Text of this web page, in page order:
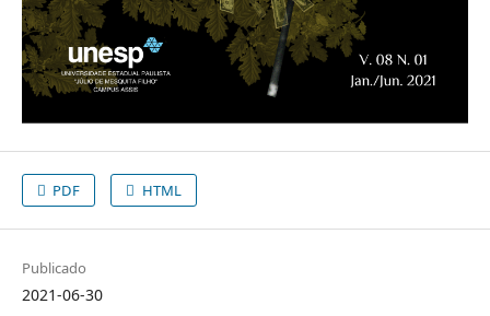
PDF HTML
Publicado
2021-06-30